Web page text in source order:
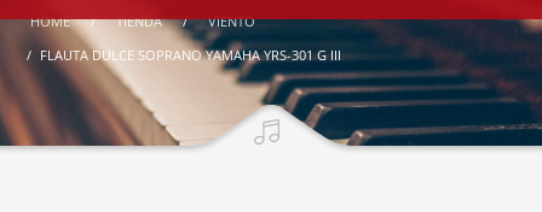
HOME TIENDA
VIENTO
FLAUTA DULCE SOPRANO YAMAHA YRS-301 G III